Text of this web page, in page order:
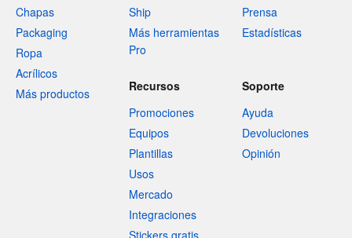
Chapas
Packaging
Ropa
Acrílicos
Más productos
Ship
Más herramientas
Pro
Prensa
Estadísticas
Recursos
Promociones
Equipos
Plantillas
Usos
Mercado
Integraciones
Stickers gratis
Soporte
Ayuda
Devoluciones
Opinión